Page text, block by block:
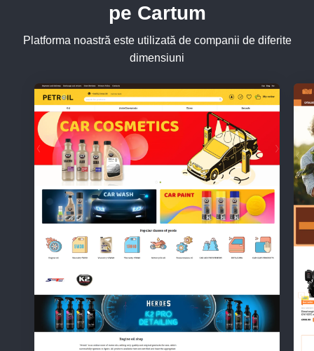
pe Cartum
Platforma noastră este utilizată de companii de diferite
dimensiuni